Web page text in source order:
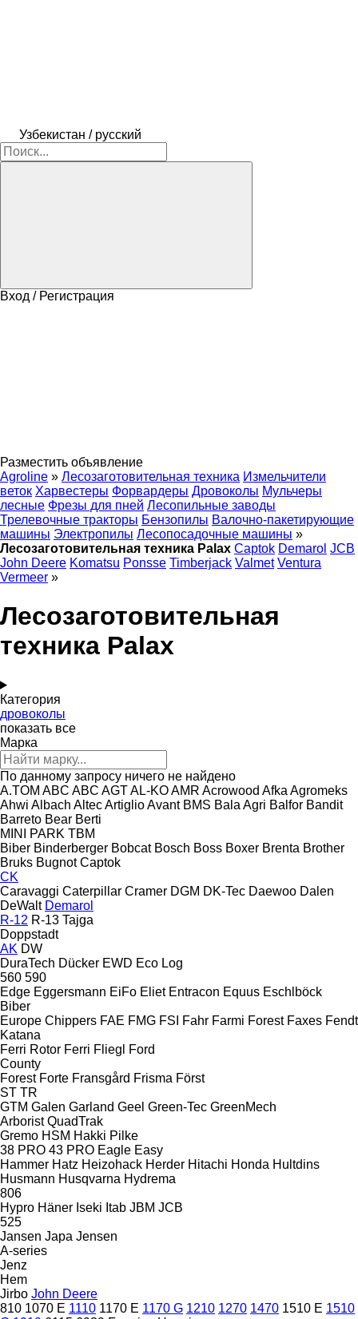
Узбекистан / русский
Вход / Регистрация
Разместить объявление
Agroline » Лесозаготовительная техника Измельчители
веток Харвестеры Форвардеры Дровоколы Мульчеры
лесные Фрезы для пней Лесопильные заводы
Трелевочные тракторы Бензопилы Валочно-пакетирующие
машины Электропилы Лесопосадочные машины »
Лесозаготовительная техника Palax Captok Demarol JCB
John Deere Komatsu Ponsse Timberjack Valmet Ventura
Vermeer »
Лесозаготовительная
техника Palax
Категория
дровоколы
показать все
Марка
По данному запросу ничего не найдено
A.TOM ABC ABC AGTAL-KOAMR Acrowood Afka Agromeks
Ahwi Albach AltecArtiglioAvant BMS Bala Agri Balfor Bandit
Barreto Bear Berti
MINI
PARK TBM
Biber Binderberger Bobcat Bosch Boss Boxer Brenta Brother
Bruks Bugnot Captok
CK
Caravaggi Caterpillar Cramer DGM DK-Tec Daewoo Dalen
DeWalt Demarol
R-12 R-13 Tajga
Doppstadt
AK DW
DuraTech Dücker EWD Eco Log
560 590
Edge Eggersmann EiFo Eliet Entracon Equus Eschlböck
Biber
Europe Chippers FAE FMG FSI Fahr Farmi Forest Faxes Fendt
Katana
Ferri Rotor Ferri Fliegl
Ford
County
Forest Forte Fransgård Frisma Först
ST TR
GTM Galen Garland Geel Green-Tec GreenMech
Arborist QuadTrak
Gremo HSM Hakki Pilke
38 PRO 43 PRO Eagle Easy
Hammer Hatz Heizohack Herder Hitachi Honda Hultdins
Husmann Husqvarna Hydrema
806
Hypro Häner Iseki Itab JBM JCB
525
Jansen Japa Jensen
A-series
Jenz
Hem
Jirbo John Deere
810 1070 E 1110 1170 E 1170 G 1210 1270 1470 1510 E 1510